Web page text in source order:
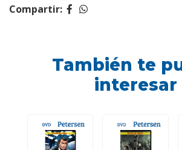
Compartir:
También te
interesar